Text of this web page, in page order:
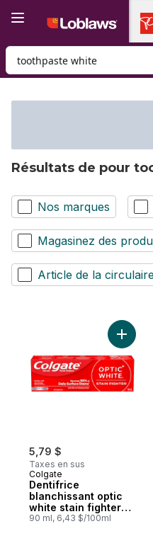
Rechercher des produits
Résultats de pour
Nos marques
Magasinez des
Article de la
5,79 $
Taxes en sus
Colgate
Dentifrice
blanchissant optic
white stain fighter
au gel paquet de
90 ml, 6,43 $/100ml